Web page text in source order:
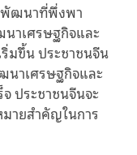
พัฒนาที่พึ่งพา
าเศรษฐกิจและ
มขึ้น ประชาชนจีน
นาเศรษฐกิจและ
ประชาชนจีนจะ
ายสำคัญในการ